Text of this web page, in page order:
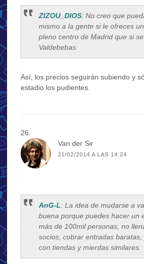
ZIZOU_DIOS: No creo que
mismo a la gente si le ofreces
pleno centro de Madrid que si
Valdebebas
Así, los precios seguirán subiendo y
estadio los pudientes.
Van der Sir
21/02/2014 A LAS 14:24
AnG-L: La idea de mudarse a
buena porque puedes hacer un
más de 100mil personas, no
socios, cobrar entradas
con tiendas y mierdas similares.